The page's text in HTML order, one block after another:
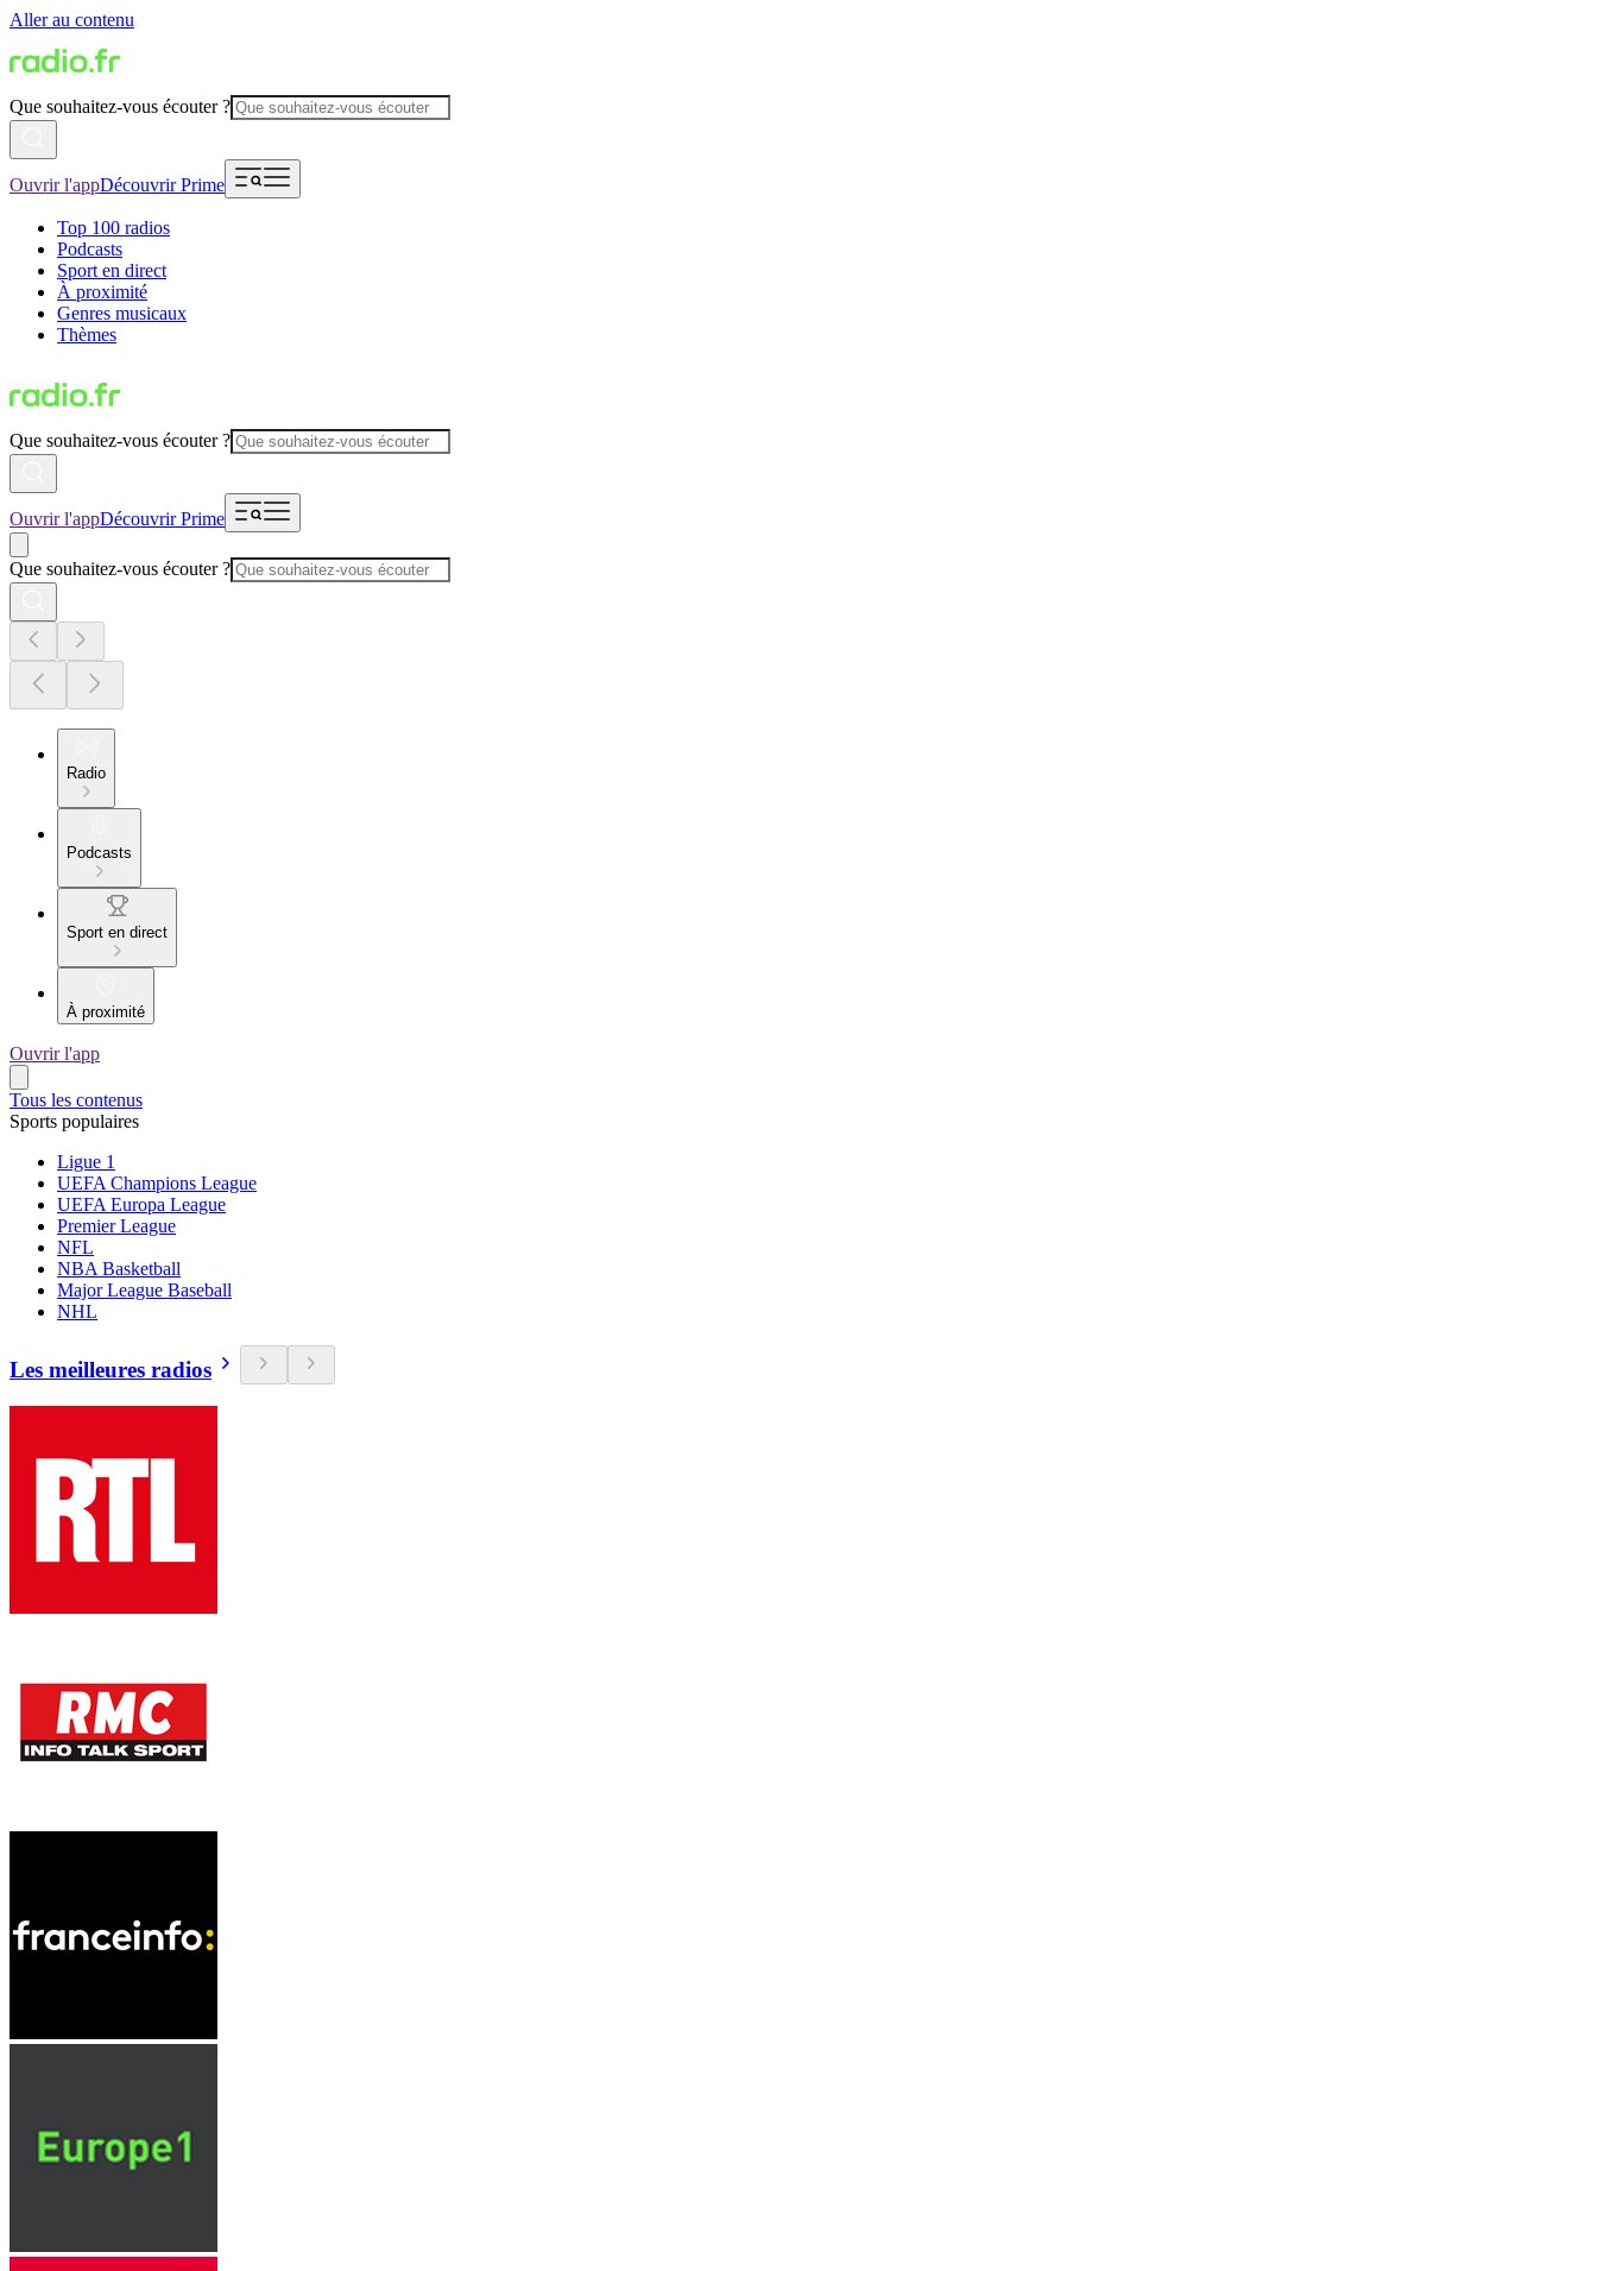
Aller au contenu
Que souhaitez-vous écouter ?
Ouvrir l'appDécouvrir Prime
Top 100 radios
Podcasts
Sport en direct
À proximité
Genres musicaux
Thèmes
Que souhaitez-vous écouter ?
Ouvrir l'appDécouvrir Prime
Que souhaitez-vous écouter ?
Radio
Podcasts
Sport en direct
À proximité
Ouvrir l'app
Tous les contenus
Sports populaires
Ligue 1
UEFA Champions League
UEFA Europa League
Premier League
NFL
NBA Basketball
Major League Baseball
NHL
Les meilleures radios